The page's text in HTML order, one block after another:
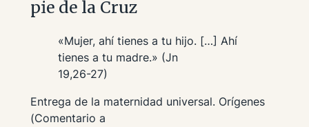
pie de la Cruz
«Mujer, ahí tienes a tu hijo. […] Ahí
tienes a tu madre.» (Jn
19,26-27)
Entrega de la maternidad universal. Orígenes
(Comentario a